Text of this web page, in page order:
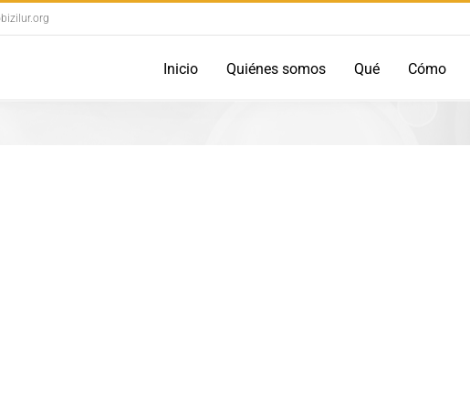
Inicio Quiénes somos Qué Cómo